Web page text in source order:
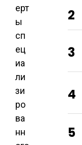
ерт
ы
сп
ец
иа
ли
зи
ро
ва
нн